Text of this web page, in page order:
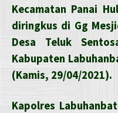
Kecamatan Panai
diringkus di Gg
Desa Teluk
Kabupaten
(Kamis, 29/04/2021).
Kapolres